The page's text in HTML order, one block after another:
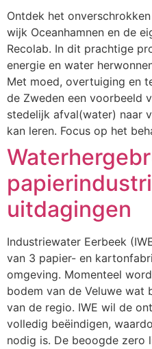
Ontdek het
wijk Oceanhamnen en de
Recolab. In dit prachtige
energie en water
Met moed, overtuiging en
de Zweden een voorbeeld
stedelijk afval(water) naar
kan leren. Focus op het
uitdagingen
Industriewater Eerbeek
van 3 papier- en
omgeving. Momenteel
bodem van de Veluwe wat
van de regio. IWE wil de
volledig beëindigen,
nodig is. De beoogde zero